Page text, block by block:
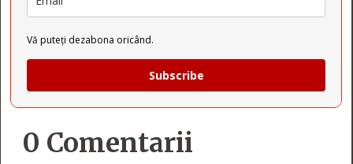
Vă puteți dezabona oricând.
Subscribe
0 Comentarii